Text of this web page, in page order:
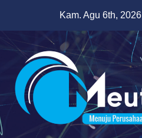
content
Kam. Agu 6th, 2026